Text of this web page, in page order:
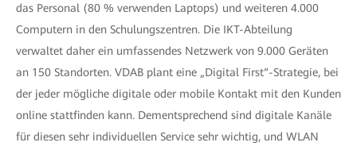
das Personal (80 % verwenden Laptops) und weiteren 4.000
Computern in den Schulungszentren. Die IKT-Abteilung
verwaltet daher ein umfassendes Netzwerk von 9.000 Geräten
an 150 Standorten. VDAB plant eine „Digital First“-Strategie, bei
der jeder mögliche digitale oder mobile Kontakt mit den Kunden
online stattfinden kann. Dementsprechend sind digitale Kanäle
für diesen sehr individuellen Service sehr wichtig, und WLAN